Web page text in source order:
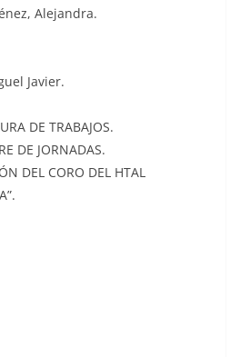
Alejandra.
Javier.
DE TRABAJOS.
DE JORNADAS.
DEL CORO DEL HTAL